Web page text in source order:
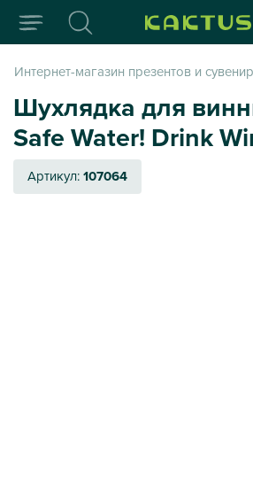
Интернет-магазин презентов и
Шухлядка для
Safe Water! Drink
Артикул:107064